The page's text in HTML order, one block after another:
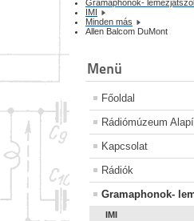
Gramaphonok-
IMI
Minden más
Allen Balcom DuMont
Menü
Főoldal
Rádiómúzeum
Kapcsolat
Rádiók
Gramaphonok-
IMI